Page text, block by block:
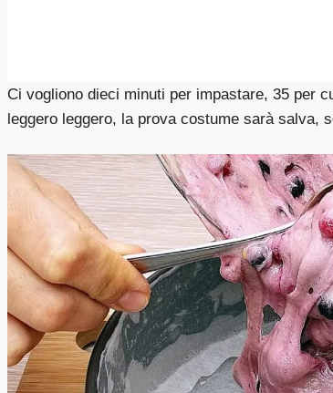
Ci vogliono dieci minuti per impastare, 35 per
leggero leggero, la prova costume sarà salva,